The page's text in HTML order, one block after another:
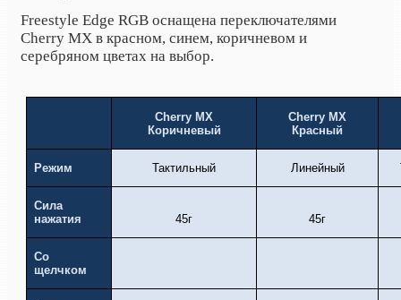
Freestyle Edge RGB оснащена переключателями
Cherry MX в красном, синем, коричневом и
серебряном цветах на выбор.
Cherry MX
Коричневый
Cherry MX
Красный
Режим Тактильный Линейный
Сила
нажатия
45г 45г
Со
щелчком